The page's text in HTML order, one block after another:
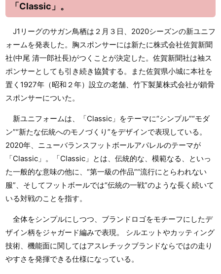
「Classic」。
J1リーグのサガン鳥栖は２月３日、2020シーズンの新ユニフ
ォームを発表した。胸スポンサーには新たに株式会社佐賀新聞
社(中尾 清一郎社長)がつくことが決定した。佐賀新聞社は袖ス
ポンサーとしても引き続き協賛する。また佐賀県小城に本社を
置く1927年（昭和２年）設立の老舗、竹下製菓株式会社が鎖骨
スポンサーについた。
新ユニフォームは、「Classic」をテーマに“シンプル”“モダ
ン”“新たな伝統へのモノづくり”をデザインで表現している。
2020年、ニューバランスフットボールアパレルのテーマが
「Classic」。「Classic」とは、伝統的な、模範なる、といっ
た一般的な意味の他に、“第一級の作品”“流行にとらわれない
服”、そしてフットボールでは“伝統の一戦”のような長く続いて
いる対戦のことを指す。
全体をシンプルにしつつ、ブランドロゴをモチーフにしたデ
ザイン柄をジャガード編みで表現。 シルエットやカッティング
技術、機能面に関してはアスレチックブランドならではの走り
やすさを発揮できる仕様になっている。